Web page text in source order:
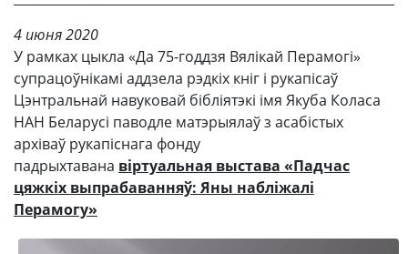
4 июня 2020
У рамках цыкла «Да 75-годдзя Вялікай Перамогі»
супрацоўнікамі аддзела рэдкіх кніг і рукапісаў
Цэнтральнай навуковай бібліятэкі імя Якуба Коласа
НАН Беларусі паводле матэрыялаў з асабістых
архіваў рукапіснага фонду
падрыхтавана віртуальная выстава «Падчас
цяжкіх выпрабаванняў: Яны набліжалі
Перамогу»